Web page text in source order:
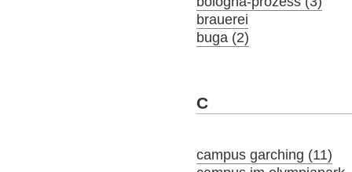
brauerei
buga (2)
C
campus garching (11)